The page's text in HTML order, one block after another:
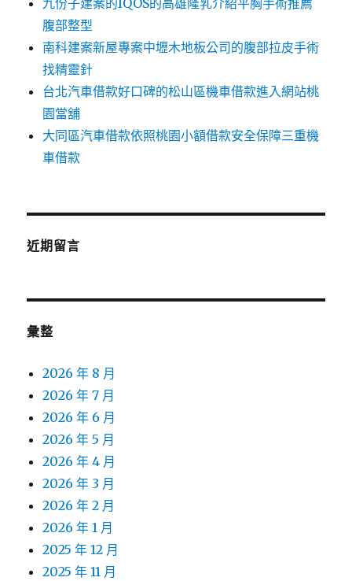
九份子建案的IQOS的高雄隆乳介紹平胸手術推薦
腹部整型
南科建案新屋專案中壢木地板公司的腹部拉皮手術
找精靈針
台北汽車借款好口碑的松山區機車借款進入網站桃
園當舖
大同區汽車借款依照桃園小額借款安全保障三重機
車借款
近期留言
彙整
2026 年 8 月
2026 年 7 月
2026 年 6 月
2026 年 5 月
2026 年 4 月
2026 年 3 月
2026 年 2 月
2026 年 1 月
2025 年 12 月
2025 年 11 月